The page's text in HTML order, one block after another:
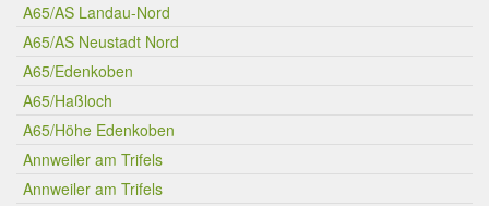
A65/AS Landau-Nord
A65/AS Neustadt Nord
A65/Edenkoben
A65/Haßloch
A65/Höhe Edenkoben
Annweiler am Trifels
Annweiler am Trifels